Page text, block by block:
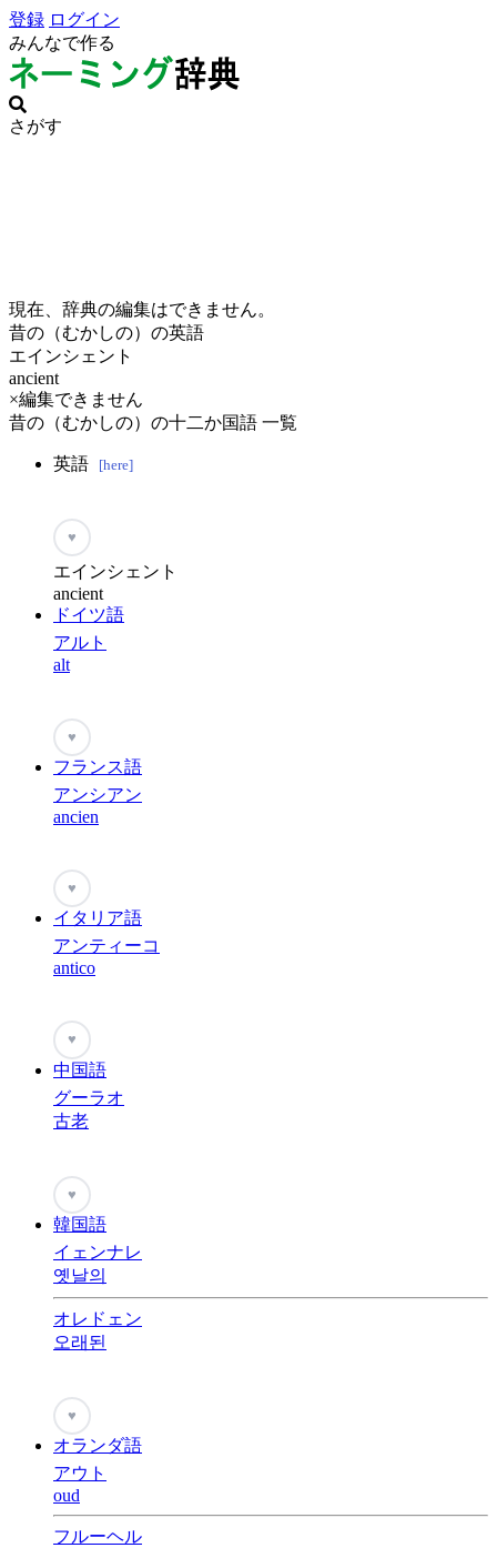
登録 ログイン
みんなで作る
さがす
現在、辞典の編集はできません。
昔の（むかしの）の英語
エインシェント
ancient
×編集できません
昔の（むかしの）の十二か国語 一覧
英語 [here]
♥
エインシェント
ancient
ドイツ語
アルト
alt
♥
フランス語
アンシアン
ancien
♥
イタリア語
アンティーコ
antico
♥
中国語
グーラオ
古老
♥
韓国語
イェンナレ
옛날의
オレドェン
오래된
♥
オランダ語
アウト
oud
フルーヘル